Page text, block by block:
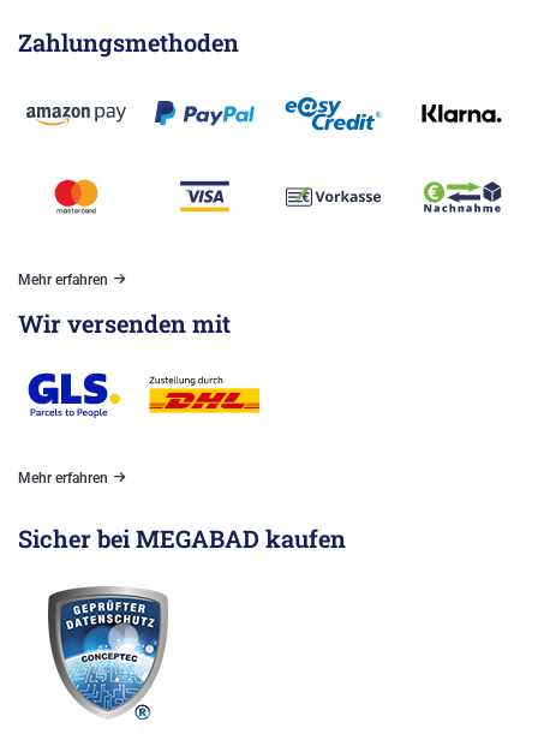
Zahlungsmethoden
Mehr erfahren
Wir versenden mit
Mehr erfahren
Sicher bei MEGABAD kaufen